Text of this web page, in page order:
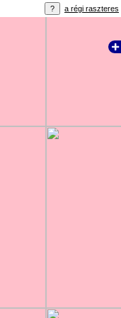
a régi raszteres